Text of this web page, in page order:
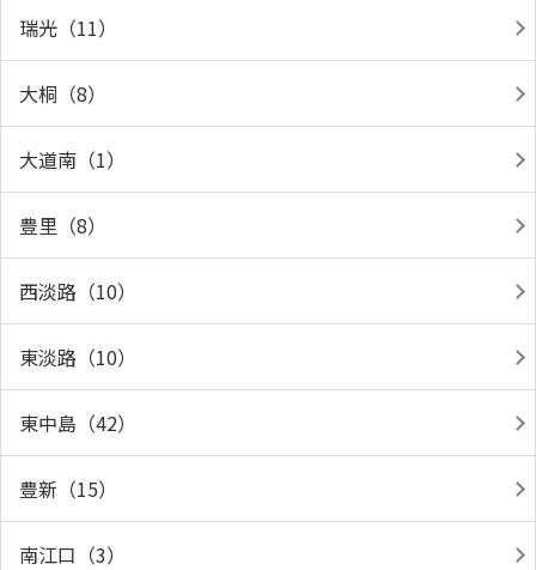
瑞光（11）
大桐（8）
大道南（1）
豊里（8）
西淡路（10）
東淡路（10）
東中島（42）
豊新（15）
南江口（3）